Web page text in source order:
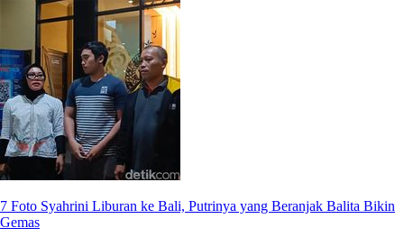
7 Foto Syahrini Liburan ke Bali, Putrinya yang Beranjak Balita Bikin
Gemas